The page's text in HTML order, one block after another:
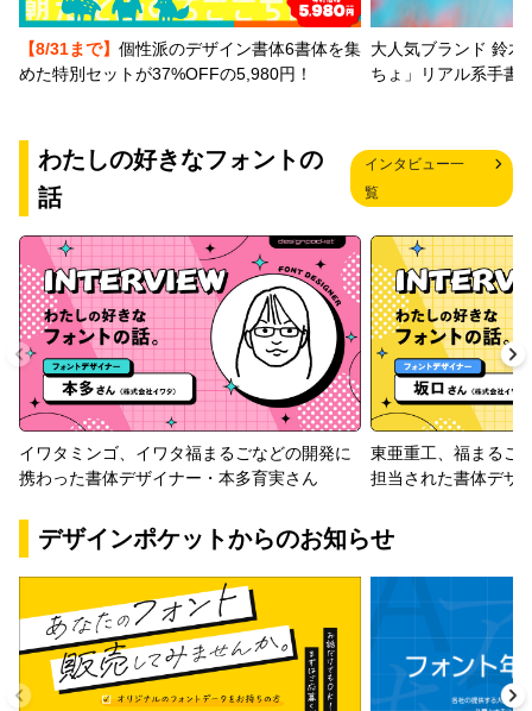
【8/31まで】 個性派のデザイン書体6書体を集
めた特別セットが37%OFFの5,980円！
大人気ブランド 鈴木
ちょ」リアル系手書
わたしの好きなフォントの
話
インタビュー一
覧
イワタミンゴ、イワタ福まるごなどの開発に
携わった書体デザイナー・本多育実さん
東亜重工、福まるご
担当された書体デザ
デザインポケットからのお知らせ